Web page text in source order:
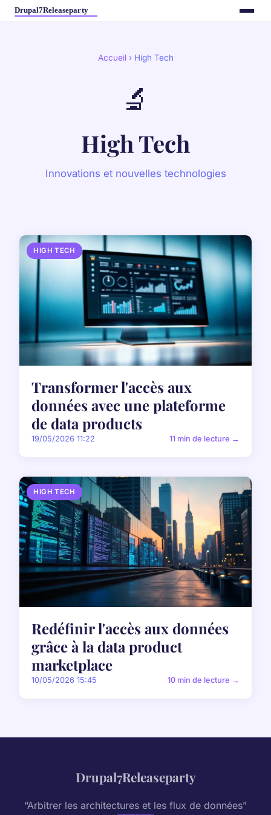
Accueil› High Tech
🔬
High Tech
Innovations et nouvelles technologies
HIGH TECH
Transformer l'accès aux
données avec une plateforme
de data products
19/05/2026 11:22 11 min de lecture →
HIGH TECH
Redéfinir l'accès aux données
grâce à la data product
marketplace
10/05/2026 15:45 10 min de lecture →
Drupal7Releaseparty
“Arbitrer les architectures et les flux de données”